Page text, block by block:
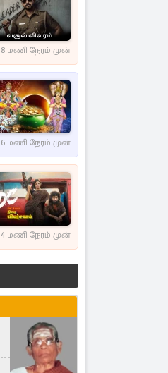
8 மணி நேரம் முன்
6 மணி நேரம் முன்
4 மணி நேரம் முன்